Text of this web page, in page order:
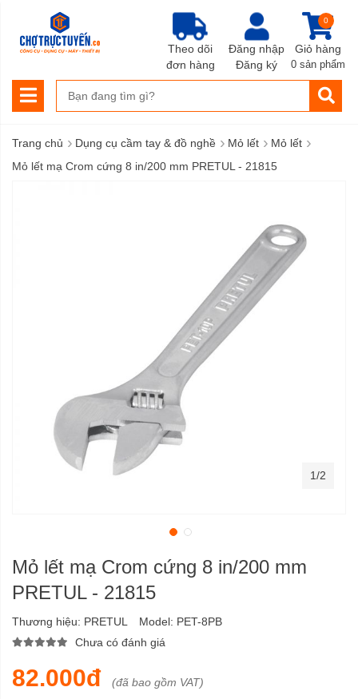
Đăng nhập
Đăng ký
Giỏ hàng
0
0 sản phẩm
Theo dõi
đơn hàng
Trang chủ › Dụng cụ cầm tay & đồ nghề › Mỏ lết › Mỏ lết ›
Mỏ lết mạ Crom cứng 8 in/200 mm PRETUL - 21815
Mỏ lết mạ Crom cứng 8 in/200 mm
PRETUL - 21815
Thương hiệu: PRETUL Model: PET-8PB
Chưa có đánh giá
82.000đ (đã bao gồm VAT)
1/2